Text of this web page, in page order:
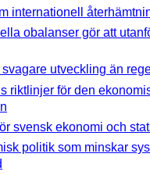
internationell
obalanser gör att
utveckling än
riktlinjer för den
svensk ekonomi och
politik som minskar